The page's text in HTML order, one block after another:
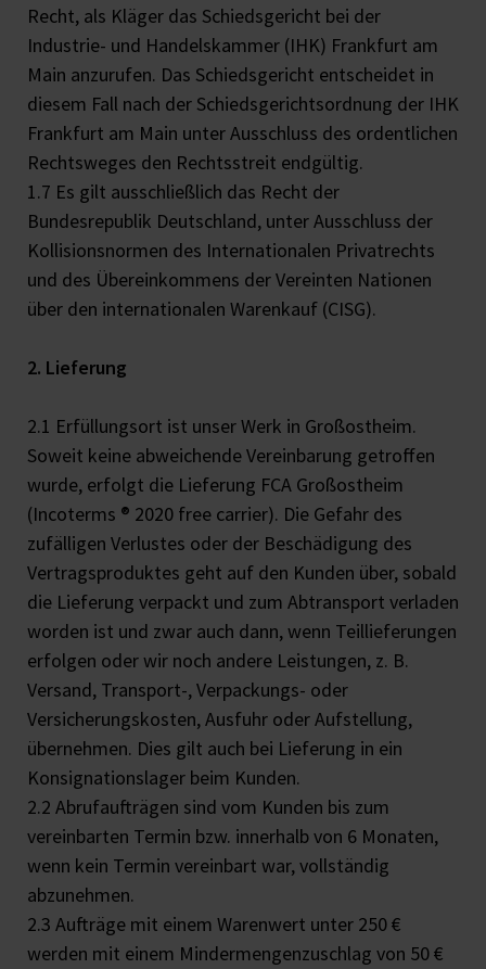
Recht, als Kläger das Schiedsgericht bei der
Industrie- und Handelskammer (IHK) Frankfurt am
Main anzurufen. Das Schiedsgericht entscheidet in
diesem Fall nach der Schiedsgerichtsordnung der IHK
Frankfurt am Main unter Ausschluss des ordentlichen
Rechtsweges den Rechtsstreit endgültig.
1.7 Es gilt ausschließlich das Recht der
Bundesrepublik Deutschland, unter Ausschluss der
Kollisionsnormen des Internationalen Privatrechts
und des Übereinkommens der Vereinten Nationen
über den internationalen Warenkauf (CISG).
2. Lieferung
2.1 Erfüllungsort ist unser Werk in Großostheim.
Soweit keine abweichende Vereinbarung getroffen
wurde, erfolgt die Lieferung FCA Großostheim
(Incoterms ® 2020 free carrier). Die Gefahr des
zufälligen Verlustes oder der Beschädigung des
Vertragsproduktes geht auf den Kunden über, sobald
die Lieferung verpackt und zum Abtransport verladen
worden ist und zwar auch dann, wenn Teillieferungen
erfolgen oder wir noch andere Leistungen, z. B.
Versand, Transport-, Verpackungs- oder
Versicherungskosten, Ausfuhr oder Aufstellung,
übernehmen. Dies gilt auch bei Lieferung in ein
Konsignationslager beim Kunden.
2.2 Abrufaufträgen sind vom Kunden bis zum
vereinbarten Termin bzw. innerhalb von 6 Monaten,
wenn kein Termin vereinbart war, vollständig
abzunehmen.
2.3 Aufträge mit einem Warenwert unter 250 €
werden mit einem Mindermengenzuschlag von 50 €